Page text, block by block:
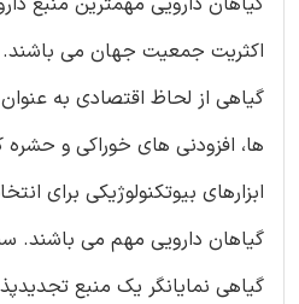
اکثریت جمعیت جهان می باشند.
گیاهی از لحاظ اقتصادی به عنوان
ها، افزودنی های خوراکی و
ابزارهای بیوتکنولوژیکی برای
گیاهان دارویی مهم می
گیاهی نمایانگر یک منبع